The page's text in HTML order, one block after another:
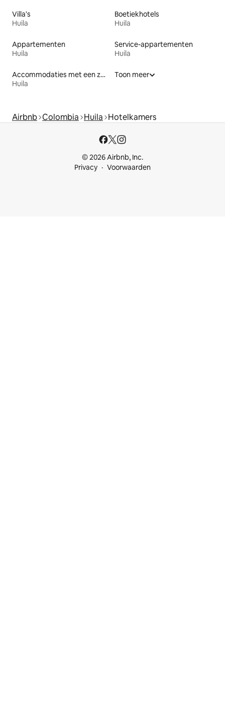
Villa's
Huila
Boetiekhotels
Huila
Appartementen
Huila
Service-appartementen
Huila
Accommodaties met een zwembad
Huila
Toon meer
Airbnb Colombia Huila Hotelkamers
© 2026 Airbnb, Inc.
Privacy
Voorwaarden